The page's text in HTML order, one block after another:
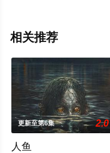
相关推荐
更新至第6集 2.0
人鱼